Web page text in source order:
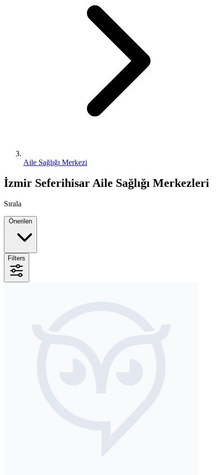
Aile Sağlığı Merkezi
İzmir Seferihisar Aile Sağlığı Merkezleri
Sırala
Filters